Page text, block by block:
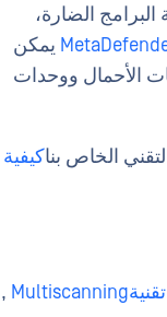
الضارة،
يمكن
الأحمال ووحدات
الخاص بناكيفية
تقنيةMultiscanning ,